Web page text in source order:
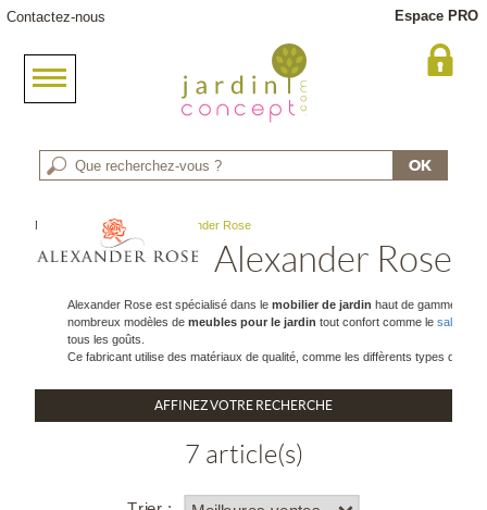
Contactez-nous Espace PRO
Meuble jardin> Marque : Alexander Rose
Alexander Rose
Alexander Rose est spécialisé dans lemobilier de jardin haut de gamme
nombreux modèles demeubles pour le jardin tout confort comme lesalon de
tous les goûts.
Ce fabricant utilise des matériaux de qualité, comme les diffèrents types de
AFFINEZ VOTRE RECHERCHE
7 article(s)